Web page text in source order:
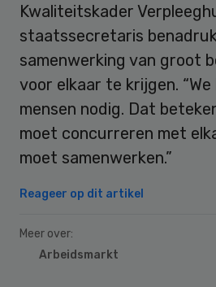
Kwaliteitskader
staatssecretaris
samenwerking van groot
voor elkaar te krijgen. “We
mensen nodig. Dat
moet concurreren met
moet samenwerken.”
Reageer op dit artikel
Meer over:
Arbeidsmarkt